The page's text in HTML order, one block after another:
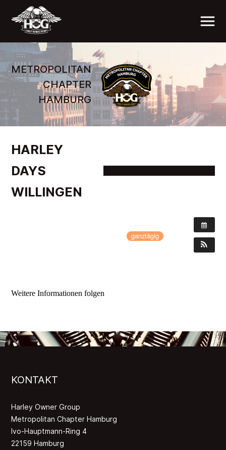
METROPOLITAN
CHAPTER
HAMBURG
HARLEY
DAYS
WILLINGEN
12. Juli 2018 – 15. Juli 2018 ganztägig
Weitere Informationen folgen
KONTAKT
Harley Owner Group
Metropolitan Chapter Hamburg
Ivo-Hauptmann-Ring 4
22159 Hamburg